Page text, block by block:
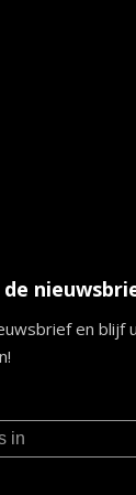
en blijf